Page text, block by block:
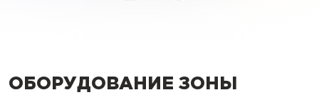
ОБОРУДОВАНИЕ ЗОНЫ